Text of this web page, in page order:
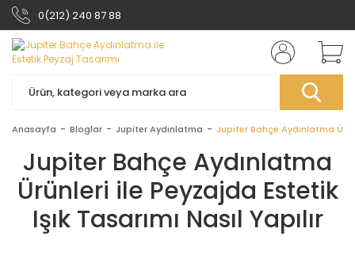
0(212) 240 87 88
Anasayfa Bloglar Jupiter Aydınlatma Jupiter Bahçe Aydınlatma
Jupiter Bahçe Aydınlatma
Ürünleri ile Peyzajda Estetik
Işık Tasarımı Nasıl Yapılır